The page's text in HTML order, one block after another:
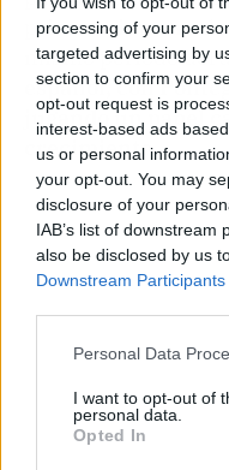
processing of your
targeted advertising by
section to confirm your
opt-out request is
interest-based ads
us or personal
your opt-out. You may
disclosure of your
IAB’s list of
also be disclosed by us
Downstream Participants
Personal Data
I want to opt-out of
personal data.
Opted In
primer trimestre de
mismo periodo del
español, con
jugando un papel
crecimiento.